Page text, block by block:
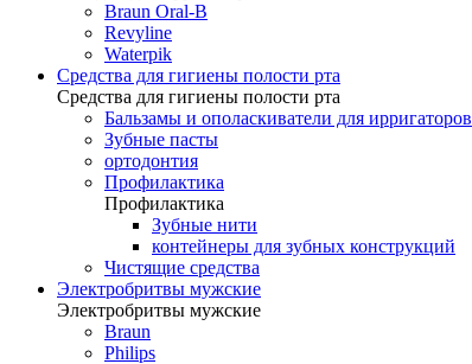
Braun Oral-B
Revyline
Waterpik
Средства для гигиены полости рта
Средства для гигиены полости рта
Бальзамы и ополаскиватели для ирригаторов
Зубные пасты
ортодонтия
Профилактика
Профилактика
Зубные нити
контейнеры для зубных конструкций
Чистящие средства
Электробритвы мужские
Электробритвы мужские
Braun
Philips